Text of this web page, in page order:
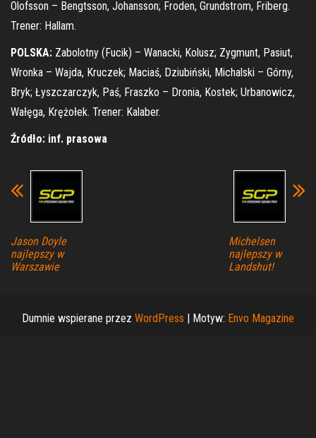
Olofsson – Bengtsson, Johansson; Froden, Grundstrom, Friberg.
Trener: Hallam.
POLSKA: Zabolotny (Fucik) – Wanacki, Kolusz; Zygmunt, Pasiut,
Wronka – Wajda, Kruczek; Maciaś, Dziubiński, Michalski – Górny,
Bryk; Łyszczarczyk, Paś, Fraszko – Dronia, Kostek; Urbanowicz,
Wałęga, Krężołek. Trener: Kalaber.
Źródło: inf. prasowa
Jason Doyle
najlepszy w
Warszawie
Michelsen
najlepszy w
Landshut!
Dumnie wspierane przez WordPress Motyw: Envo Magazine